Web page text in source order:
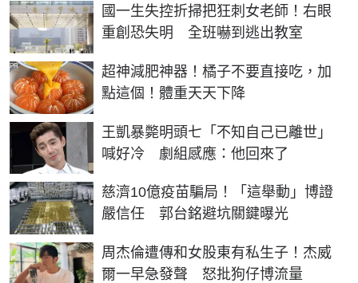
國一生失控折掃把狂刺女老師！右眼
重創恐失明 全班嚇到逃出教室
超神減肥神器！橘子不要直接吃，加
點這個！體重天天下降
PR
王凱暴斃明頭七「不知自己已離世」
喊好冷 劇組感應：他回來了
慈濟10億疫苗騙局！「這舉動」博證
嚴信任 郭台銘避坑關鍵曝光
周杰倫遭傳和女股東有私生子！杰威
爾一早急發聲 怒批狗仔博流量